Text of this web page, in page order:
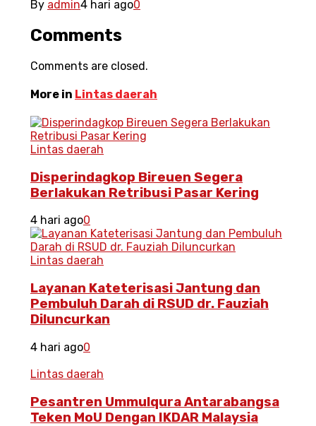
By admin4 hari ago0
Comments
Comments are closed.
More in Lintas daerah
Lintas daerah
Disperindagkop Bireuen Segera
Berlakukan Retribusi Pasar Kering
4 hari ago0
Lintas daerah
Layanan Kateterisasi Jantung dan
Pembuluh Darah di RSUD dr. Fauziah
Diluncurkan
4 hari ago0
Lintas daerah
Pesantren Ummulqura Antarabangsa
Teken MoU Dengan IKDAR Malaysia